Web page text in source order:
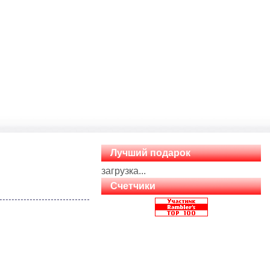
Лучший подарок
загрузка...
Счетчики